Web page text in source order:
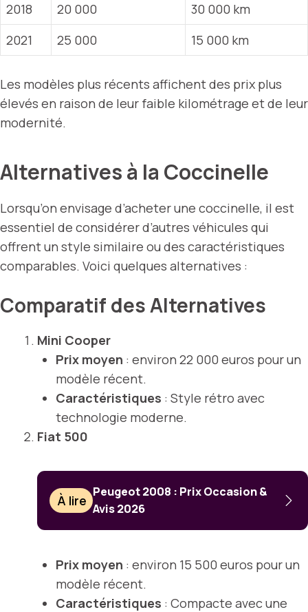
2018
20 000
30 000 km
2021
25 000 15 000 km
Les modèles plus récents affichent des prix plus
élevés en raison de leur faible kilométrage et de leur
modernité.
Alternatives à la Coccinelle
Lorsqu’on envisage d’acheter une coccinelle, il est
essentiel de considérer d’autres véhicules qui
offrent un style similaire ou des caractéristiques
comparables. Voici quelques alternatives :
Comparatif des Alternatives
Mini Cooper
Prix moyen : environ 22 000 euros pour un
modèle récent.
Caractéristiques : Style rétro avec
technologie moderne.
Fiat 500
À lire
Peugeot 2008 : Prix Occasion &
Avis 2026
Prix moyen : environ 15 500 euros pour un
modèle récent.
Caractéristiques : Compacte avec une